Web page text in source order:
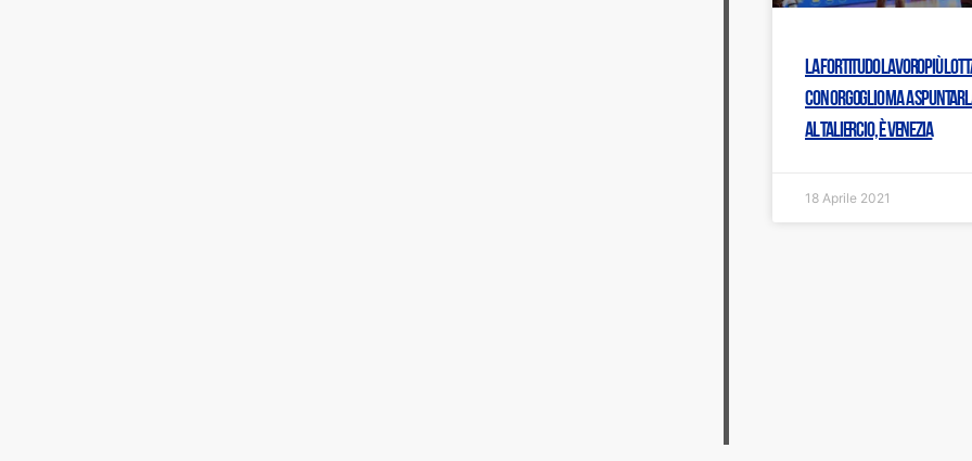
La Fortitudo Lavoropiù
con orgoglio ma a
al Taliercio, è Venezia
18 Aprile 2021